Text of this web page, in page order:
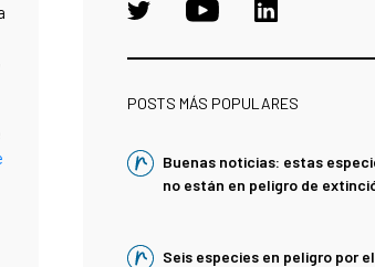
POSTS MÁS POPULARES
Buenas noticias: estas
no están en peligro de
Seis especies en peligro por el